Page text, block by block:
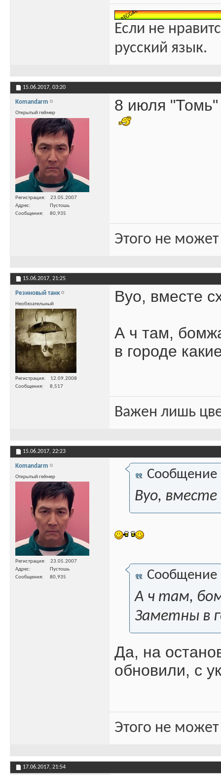
Если не
русский язык.
15.06.2017, 03:20
Komandarm
Открытый геймер
Регистрация
23.05.2007
Адрес
Пустошь
Сообщения
80,935
8 июля "Томь"
Этого не
15.06.2017, 21:25
Резиновый танк
Необязательный
Регистрация
12.09.2008
Сообщения
8,517
Вуо, вместе
А ч там,
в городе
Важен лишь
15.06.2017, 22:23
Komandarm
Открытый геймер
Регистрация
23.05.2007
Адрес
Пустошь
Сообщения
80,935
Сообщение
Вуо, вместе
Сообщение
А ч там,
Заметны в
Да, на
обновили, с
Этого не
17.06.2017, 21:54